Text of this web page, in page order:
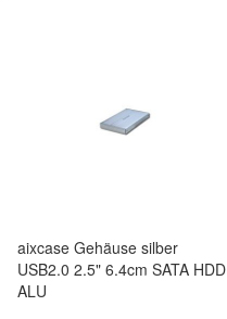
aixcase Gehäuse silber
USB2.0 2.5" 6.4cm SATA HDD
ALU